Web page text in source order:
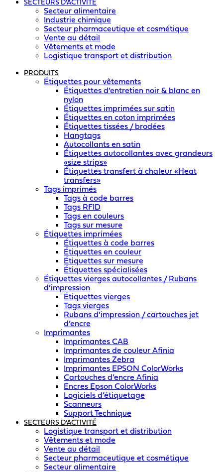
SECTEURS D’ACTIVITÉ
Secteur alimentaire
Industrie chimique
Secteur pharmaceutique et cosmétique
Vente au détail
Vêtements et mode
Logistique transport et distribution
PRODUITS
Étiquettes pour vêtements
Étiquettes d’entretien noir & blanc en
nylon
Étiquettes imprimées sur satin
Étiquettes en coton imprimées
Étiquettes tissées / brodées
Hangtags
Autocollants en satin
Étiquettes autocollantes avec grandeurs
«size strips»
Étiquettes transfert à chaleur «Heat
transfers»
Tags imprimés
Tags à code barres
Tags RFID
Tags en couleurs
Tags sur mesure
Étiquettes imprimées
Étiquettes à code barres
Étiquettes en couleur
Étiquettes sur mesure
Étiquettes spécialisées
Étiquettes vierges autocollantes / Rubans
d’impression
Étiquettes vierges
Tags vierges
Rubans d’impression / cartouches jet
d’encre
Imprimantes
Imprimantes CAB
Imprimantes de couleur Afinia
Imprimantes Zebra
Imprimantes EPSON ColorWorks
Cartouches d’encre Afinia
Encres Epson ColorWorks
Logiciels d’étiquetage
Scanneurs
Support Technique
SECTEURS D’ACTIVITÉ
Logistique transport et distribution
Vêtements et mode
Vente au détail
Secteur pharmaceutique et cosmétique
Secteur alimentaire